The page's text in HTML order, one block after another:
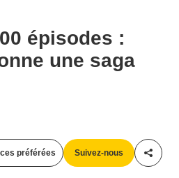
épisodes :
une saga
préférées Suivez-nous